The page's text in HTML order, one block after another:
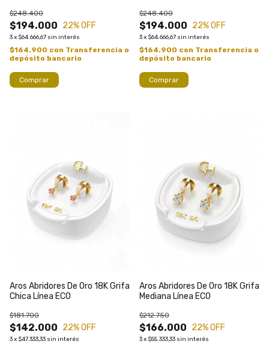
$194.000
$248.400
22% OFF
3x $64.666,67 sin interés
$164.900 con Transferencia o
depósito bancario
Comprar
$194.000
$248.400
22% OFF
3x $64.666,67 sin interés
$164.900 con Transferencia o
depósito bancario
Comprar
Aros Abridores De Oro 18K Grifa
Chica Línea ECO
$142.000
$181.700
22% OFF
3x $47.333,33 sin interés
Aros Abridores De Oro 18K Grifa
Mediana Línea ECO
$166.000
$212.750
22% OFF
3x $55.333,33 sin interés